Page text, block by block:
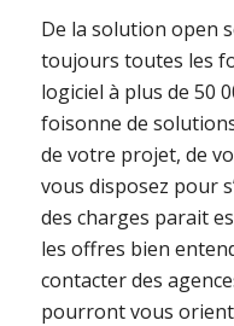
De la solution open
toujours toutes les
logiciel à plus de 50
foisonne de
de votre projet, de
vous disposez pour
des charges parait
les offres bien
contacter des
pourront vous